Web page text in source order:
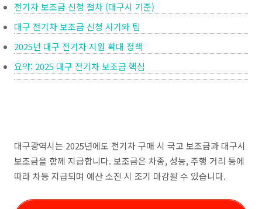
전기차 보조금 신청 절차 (대구시 기준)
대구 전기차 보조금 신청 시기와 팁
2025년 대구 전기차 지원 확대 정책
요약: 2025 대구 전기차 보조금 핵심
대구광역시는 2025년에도 전기차 구매 시 국고 보조금과 대구시
보조금을 함께 지급합니다. 보조금은 차종, 성능, 주행 거리 등에
따라 차등 지급되며 예산 소진 시 조기 마감될 수 있습니다.